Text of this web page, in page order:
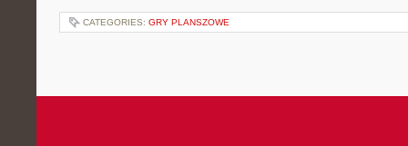
CATEGORIES: GRY PLANSZOWE